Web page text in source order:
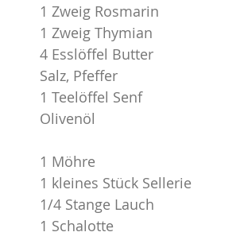
Wissenswertes Kulinarische Reisen
1 Zweig Rosmarin
1 Zweig Thymian
4 Esslöffel Butter
Salz, Pfeffer
1 Teelöffel Senf
Olivenöl
1 Möhre
1 kleines Stück Sellerie
1/4 Stange Lauch
1 Schalotte